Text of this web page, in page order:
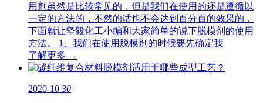
用剂虽然是比较常见的，但是我们在使用的还是遵循以
一定的方法的，不然的话也不会达到百分百的效果的，
下面就让坚毅化工小编和大家简单的说下脱模剂的使用
方法。 1、我们在使用脱模剂的时候要先确定我
了解更多 →
2020-10 30